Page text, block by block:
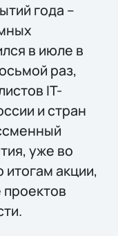
года –
в июле в
раз,
IT-
и стран
уже во
итогам акции,